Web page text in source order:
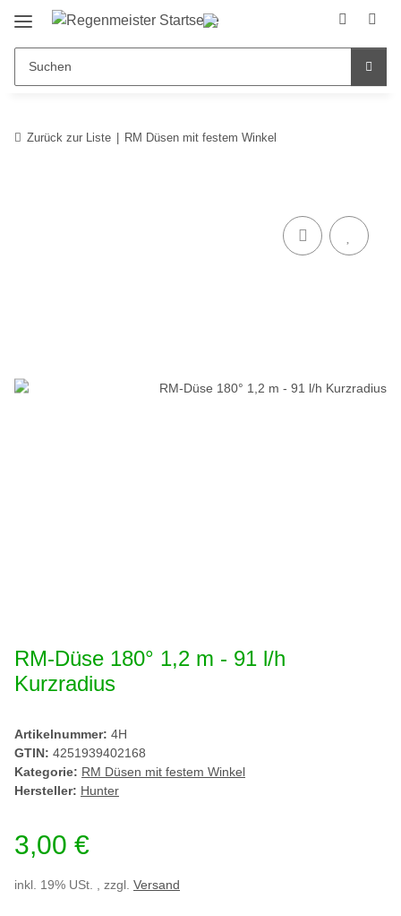
Zurück zur Liste RM Düsen mit festem Winkel
RM-Düse 180° 1,2 m - 91 l/h
Kurzradius
Artikelnummer: 4H
GTIN: 4251939402168
Kategorie: RM Düsen mit festem Winkel
Hersteller: Hunter
3,00 €
inkl. 19% USt. , zzgl. Versand